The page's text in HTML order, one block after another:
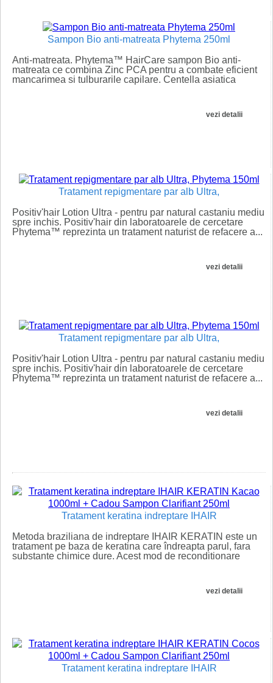
Sampon Bio anti-matreata Phytema 250ml
Anti-matreata. Phytema™ HairCare sampon Bio anti-
matreata ce combina Zinc PCA pentru a combate eficient
mancarimea si tulburarile capilare. Centella asiatica
vezi detalii
Tratament repigmentare par alb Ultra,
Positiv'hair Lotion Ultra - pentru par natural castaniu mediu
spre inchis. Positiv'hair din laboratoarele de cercetare
Phytema™ reprezinta un tratament naturist de refacere a...
vezi detalii
Tratament repigmentare par alb Ultra,
Positiv'hair Lotion Ultra - pentru par natural castaniu mediu
spre inchis. Positiv'hair din laboratoarele de cercetare
Phytema™ reprezinta un tratament naturist de refacere a...
vezi detalii
Tratament keratina indreptare IHAIR
Metoda braziliana de indreptare IHAIR KERATIN este un
tratament pe baza de keratina care îndreapta parul, fara
substante chimice dure. Acest mod de reconditionare
vezi detalii
Tratament keratina indreptare IHAIR